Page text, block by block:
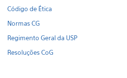
Código de Ética
Normas CG
Regimento Geral da USP
Resoluções CoG